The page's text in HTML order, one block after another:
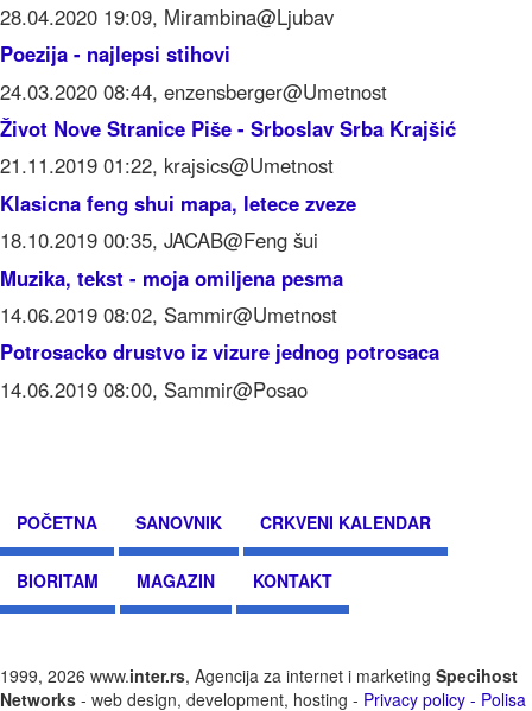
28.04.2020 19:09, Mirambina@Ljubav
Poezija - najlepsi stihovi
24.03.2020 08:44, enzensberger@Umetnost
Život Nove Stranice Piše - Srboslav Srba Krajšić
21.11.2019 01:22, krajsics@Umetnost
Klasicna feng shui mapa, letece zveze
18.10.2019 00:35, JACAB@Feng šui
Muzika, tekst - moja omiljena pesma
14.06.2019 08:02, Sammir@Umetnost
Potrosacko drustvo iz vizure jednog potrosaca
14.06.2019 08:00, Sammir@Posao
POČETNA SANOVNIK CRKVENI KALENDAR
BIORITAM MAGAZIN KONTAKT
1999, 2026 www.inter.rs, Agencija za internet i marketing Specihost
Networks - web design, development, hosting - Privacy policy - Polisa